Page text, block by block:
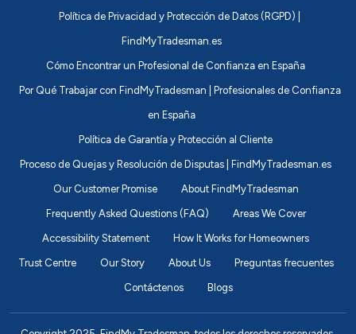
Política de Privacidad y Protección de Datos (RGPD) |
FindMyTradesman.es
Cómo Encontrar un Profesional de Confianza en España
Por Qué Trabajar con FindMyTradesman | Profesionales de Confianza
en España
Política de Garantía y Protección al Cliente
Proceso de Quejas y Resolución de Disputas | FindMyTradesman.es
Our Customer Promise About FindMyTradesman
Frequently Asked Questions (FAQ) Areas We Cover
Accessibility Statement How It Works for Homeowners
Trust Centre Our Story About Us Preguntas frecuentes
Contáctenos Blogs